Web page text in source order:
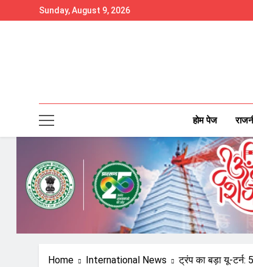
to
Sunday, August 9, 2026
होम पेज
Home International News ट्रंप का बड़ा यू-टर्न: